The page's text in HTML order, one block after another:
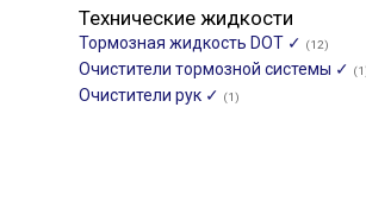
Технические жидкости
Тормозная жидкость DOT ✓ (12)
Очистители тормозной системы ✓
Очистители рук ✓ (1)